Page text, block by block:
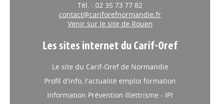
Tél. : 02 35 73 77 82
contact@cariforefnormandie.fr
Venir sur le site de Rouen
Les sites internet du Carif-Oref
Le site du Carif-Oref de Normandie
Profil d'info, l'actualité emploi formation
Information Prévention Illettrisme - IPI